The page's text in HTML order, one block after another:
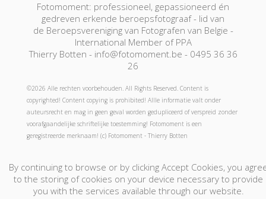
Fotomoment: professioneel, gepassioneerd én
gedreven erkende beroepsfotograaf - lid van
de Beroepsvereniging van Fotografen van Belgie -
International Member of PPA
Thierry Botten - info@fotomoment.be - 0495 36 36
26
©2026 Alle rechten voorbehouden. All Rights Reserved. Content is
copyrighted! Content copying is prohibited! Allle informatie valt onder
auteursrecht en mag in geen geval worden gedupliceerd of verspreid zonder
voorafgaandelijke schriftelijke toestemming! Fotomoment is een
geregistreerde merknaam! (c) Fotomoment - Thierry Botten
Fotograaf-Photographe Jouw foto's-Vos Photos
Boek Nu - Réservation Cadeaubon! - Bon Cadeau!
By continuing to browse or by clicking Accept Cookies, you
to the storing of cookies on your device necessary to provide
you with the services available through our website.